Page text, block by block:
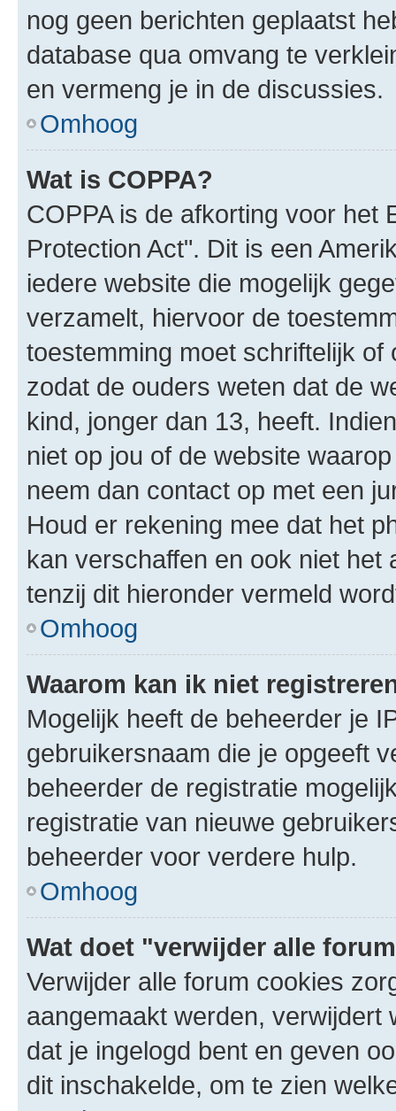
nog geen berichten geplaatst
database qua omvang te
en vermeng je in de discussies.
Omhoog
Wat is COPPA?
COPPA is de afkorting voor het
Protection Act". Dit is een
iedere website die mogelijk
verzamelt, hiervoor de
toestemming moet schriftelijk
zodat de ouders weten dat de
kind, jonger dan 13, heeft.
niet op jou of de website
neem dan contact op met een
Houd er rekening mee dat het
kan verschaffen en ook niet
tenzij dit hieronder vermeld
Omhoog
Waarom kan ik niet
Mogelijk heeft de beheerder je
gebruikersnaam die je opgeeft
beheerder de registratie
registratie van nieuwe
beheerder voor verdere hulp.
Omhoog
Wat doet "verwijder alle
Verwijder alle forum cookies
aangemaakt werden,
dat je ingelogd bent en geven
dit inschakelde, om te zien